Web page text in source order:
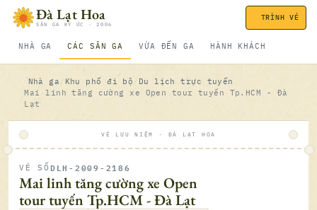
Bỏ qua nội dungĐà Lạt Hoa
SÂN GA KÝ ỨC · 2006
NHÀ GA CÁC SÂN GA VỪA ĐẾN GA HÀNH KHÁCH
TRÌNH VÉ
Nhà ga Khu phố đi bộ
Du lịch trực tuyến
Mai linh tăng cường xe Open tour tuyến Tp.HCM - Đà
Lạt
VÉ LƯU NIỆM · ĐÀ LẠT HOA
VÉ SỐ DLH-2009-2186
Mai linh tăng cường xe Open
tour tuyến Tp.HCM - Đà Lạt